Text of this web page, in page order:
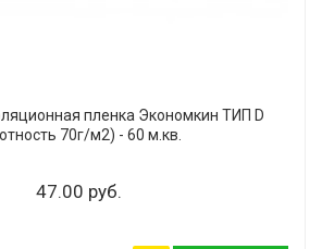
пленка Экономкин ТИП D
70г/м2) - 60 м.кв.
47.00 руб.